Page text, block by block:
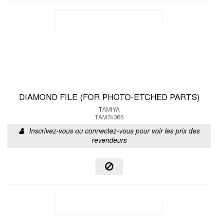
DIAMOND FILE (FOR PHOTO-ETCHED PARTS)
TAMIYA
TAM74066
Inscrivez-vous ou connectez-vous pour voir les prix des
revendeurs